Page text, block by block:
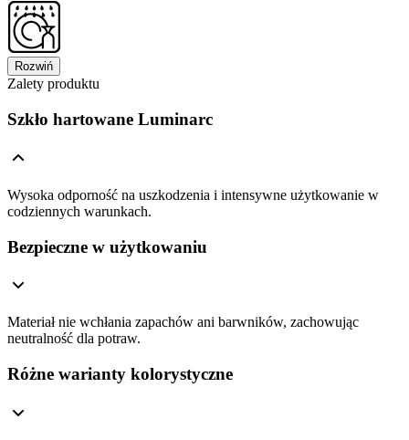
Rozwiń
Zalety produktu
Szkło hartowane Luminarc
Wysoka odporność na uszkodzenia i intensywne użytkowanie w
codziennych warunkach.
Bezpieczne w użytkowaniu
Materiał nie wchłania zapachów ani barwników, zachowując
neutralność dla potraw.
Różne warianty kolorystyczne